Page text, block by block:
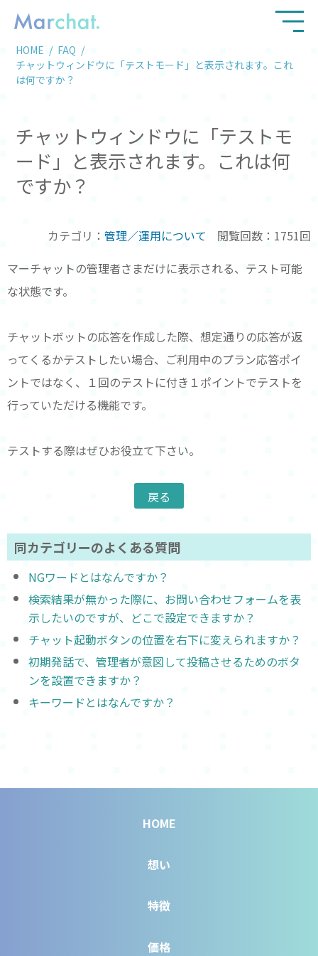
HOME
FAQ
チャットウィンドウに「テストモード」と表示されます。これ
は何ですか？
チャットウィンドウに「テストモ
ード」と表示されます。これは何
ですか？
カテゴリ： 管理／運用について
閲覧回数：1751回
マーチャットの管理者さまだけに表示される、テスト可能
な状態です。
チャットボットの応答を作成した際、想定通りの応答が返
ってくるかテストしたい場合、ご利用中のプラン応答ポイ
ントではなく、１回のテストに付き１ポイントでテストを
行っていただける機能です。
テストする際はぜひお役立て下さい。
同カテゴリーのよくある質問
NGワードとはなんですか？
検索結果が無かった際に、お問い合わせフォームを表
示したいのですが、どこで設定できますか？
チャット起動ボタンの位置を右下に変えられますか？
初期発話で、管理者が意図して投稿させるためのボタ
ンを設置できますか？
キーワードとはなんですか？
HOME
想い
特徴
価格